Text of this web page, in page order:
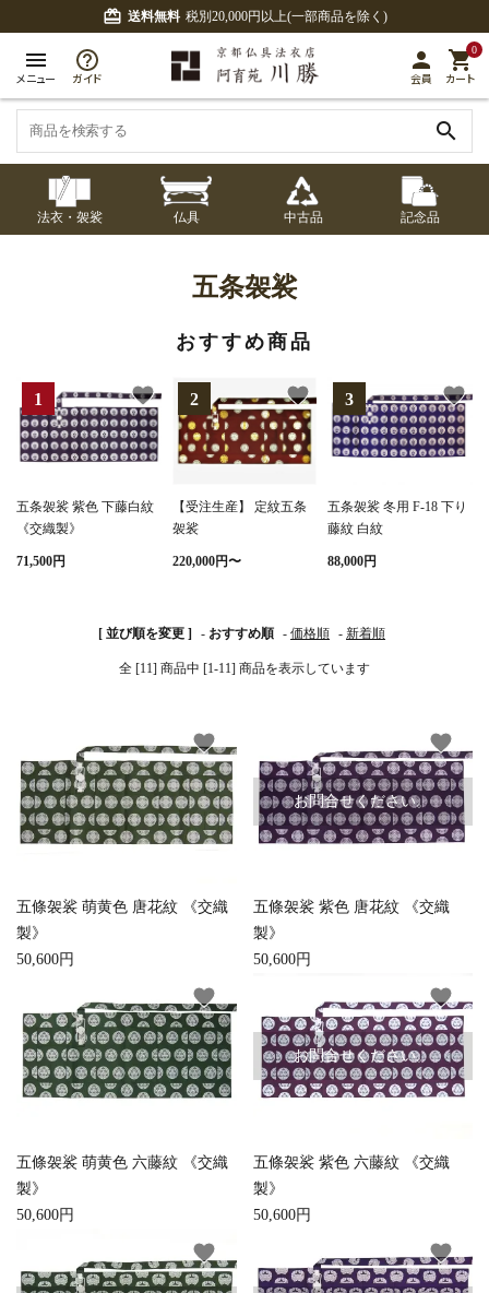
card_giftcard 送料無料 税別20,000円以上(一部商品を除く)
menu
メニュー ガイド
person
会員
0
shopping_cart
カート
search
七条袈裟
色衣・裳附
法衣・袈裟
修多羅
色衣・裳附
黒衣・直綴 布袍・間衣
草履・はきもの
輪袈裟・畳袈裟 式章・略肩衣
装束入
コート・雨具 その他
記念品
ふくさ・風呂敷
収納
記念品・おつかいも
の
書籍
仏具
宮殿・厨子・須弥壇
卓類・常香盤・礼盤 天蓋・瓔珞・吊金具
灯明具・灯明準備用
品
金香炉・花瓶・火立
土香炉・香炉台・香
きん・きん台・鳴物 ご法要用品・箱類
打敷・礼盤打敷・下
掛・水引
戸帳・華鬘
欄間・障子・襖・翠
簾
本堂金具・上壇彫物
中古品
アウトレット
五条袈裟
おすすめ商品
五条袈裟 紫色 下藤白紋
《交織製》
71,500円
favorite
【受注生産】 定紋五条
袈裟
220,000円〜
favorite
五条袈裟 冬用 F-18 下り
藤紋 白紋
88,000円
favorite
[ 並び順を変更 ] - おすすめ順 - 価格順 - 新着順
全 [11] 商品中 [1-11] 商品を表示しています
五條袈裟 萌黄色 唐花紋 《交織
製》
50,600円
favorite
お問合せください。
五條袈裟 紫色 唐花紋 《交織
製》
50,600円
favorite
五條袈裟 萌黄色 六藤紋 《交織
製》
50,600円
favorite
お問合せください。
五條袈裟 紫色 六藤紋 《交織
製》
50,600円
favorite
favorite favorite